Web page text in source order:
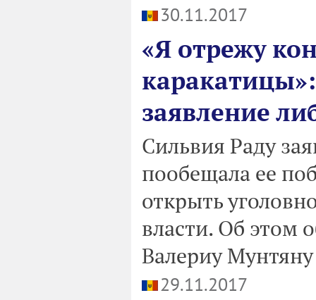
30.11.2017
«Я отрежу
заявление
Сильвия Раду
пообещала ее
открыть
власти. Об этом
Валериу
29.11.2017